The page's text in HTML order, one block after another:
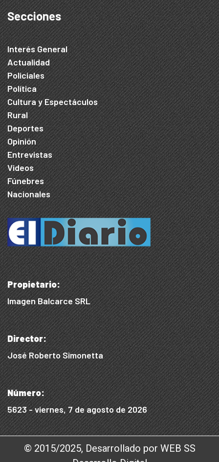
Secciones
Interés General
Actualidad
Policiales
Política
Cultura y Espectáculos
Rural
Deportes
Opinión
Entrevistas
Videos
Fúnebres
Nacionales
Propietario:
Imagen Balcarce SRL
Director:
José Roberto Simonetta
Número:
5623 - viernes, 7 de agosto de 2026
© 2015/2025, Desarrollado por WEB SS